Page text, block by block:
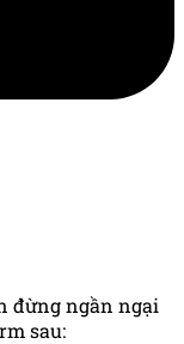
đừng ngần ngại
sau: